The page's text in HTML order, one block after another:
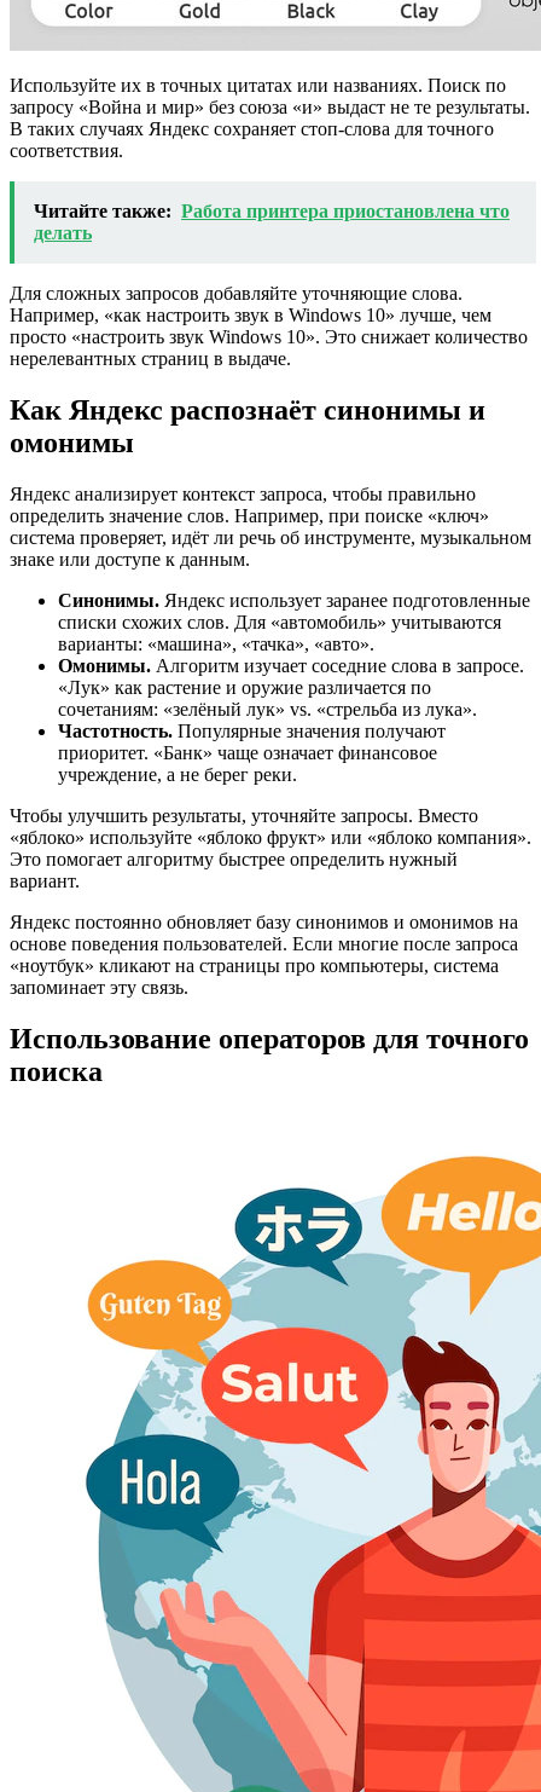
Используйте их в точных цитатах или названиях. Поиск по
запросу «Война и мир» без союза «и» выдаст не те результаты.
В таких случаях Яндекс сохраняет стоп-слова для точного
соответствия.
Читайте также: Работа принтера приостановлена что
делать
Для сложных запросов добавляйте уточняющие слова.
Например, «как настроить звук в Windows 10» лучше, чем
просто «настроить звук Windows 10». Это снижает количество
нерелевантных страниц в выдаче.
Как Яндекс распознаёт синонимы и
омонимы
Яндекс анализирует контекст запроса, чтобы правильно
определить значение слов. Например, при поиске «ключ»
система проверяет, идёт ли речь об инструменте, музыкальном
знаке или доступе к данным.
Синонимы. Яндекс использует заранее подготовленные
списки схожих слов. Для «автомобиль» учитываются
варианты: «машина», «тачка», «авто».
Омонимы. Алгоритм изучает соседние слова в запросе.
«Лук» как растение и оружие различается по
сочетаниям: «зелёный лук» vs. «стрельба из лука».
Частотность. Популярные значения получают
приоритет. «Банк» чаще означает финансовое
учреждение, а не берег реки.
Чтобы улучшить результаты, уточняйте запросы. Вместо
«яблоко» используйте «яблоко фрукт» или «яблоко компания».
Это помогает алгоритму быстрее определить нужный
вариант.
Яндекс постоянно обновляет базу синонимов и омонимов на
основе поведения пользователей. Если многие после запроса
«ноутбук» кликают на страницы про компьютеры, система
запоминает эту связь.
Использование операторов для точного
поиска